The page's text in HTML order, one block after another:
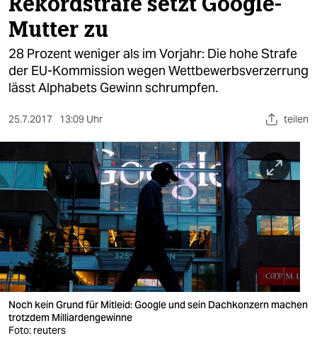
politik
öko
gesellschaft
sport
berlin
wahrheit
verlag
verlag
veranstaltungen
Mutter zu
28 Prozent weniger als im Vorjahr: Die hohe Strafe
der EU-Kommission wegen Wettbewerbsverzerrung
lässt Alphabets Gewinn schrumpfen.
25.7.2017 13:09 Uhr teilen
Noch kein Grund für Mitleid: Google und sein Dachkonzern machen
trotzdem Milliardengewinne
Foto: reuters